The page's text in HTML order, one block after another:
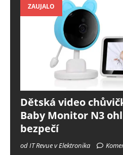
ZAUJALO
Dětská video
Baby Monitor N3
bezpečí
od IT Revue v Elektronika